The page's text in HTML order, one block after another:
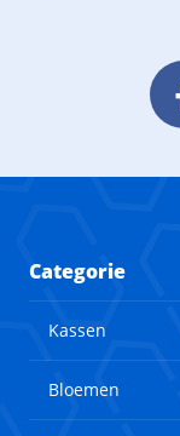
Categorie
Kassen
Bloemen